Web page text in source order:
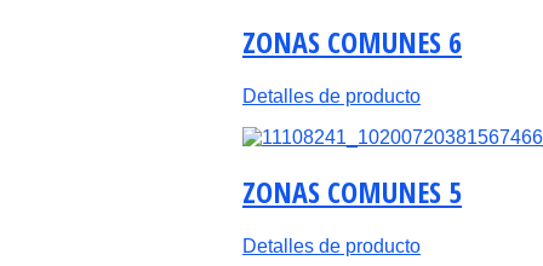
ZONAS COMUNES 6
Detalles de producto
ZONAS COMUNES 5
Detalles de producto